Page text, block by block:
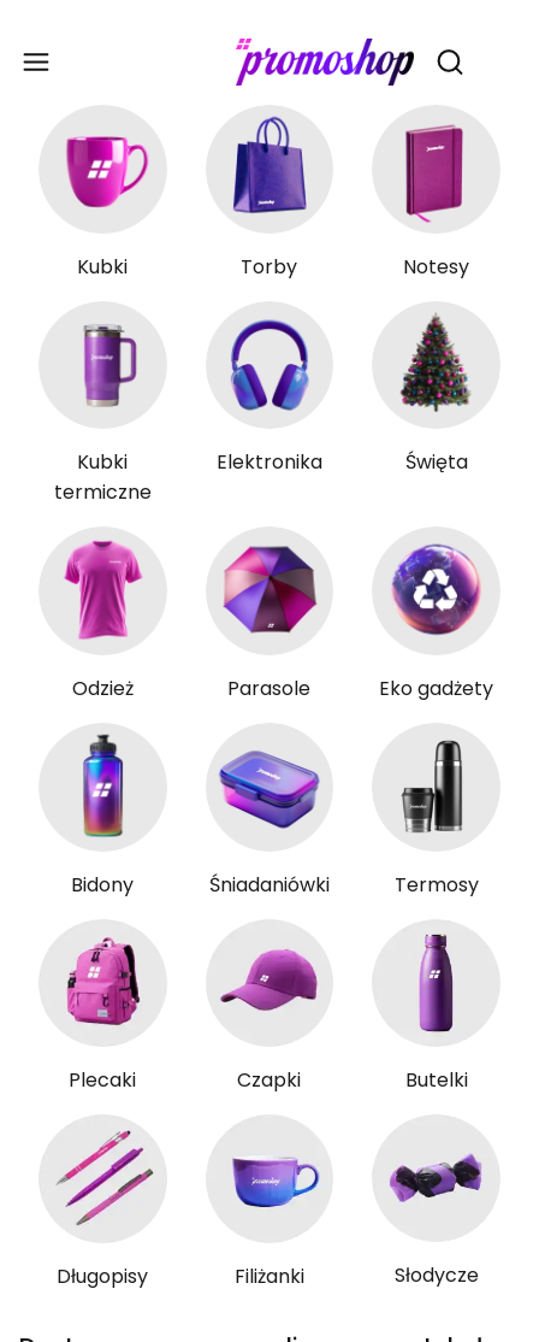
Otwórz
Kubki Torby Notesy
Kubki
termiczne
Elektronika Święta
Odzież Parasole Eko gadżety
Bidony Śniadaniówki Termosy
Plecaki Czapki Butelki
Długopisy Filiżanki Słodycze